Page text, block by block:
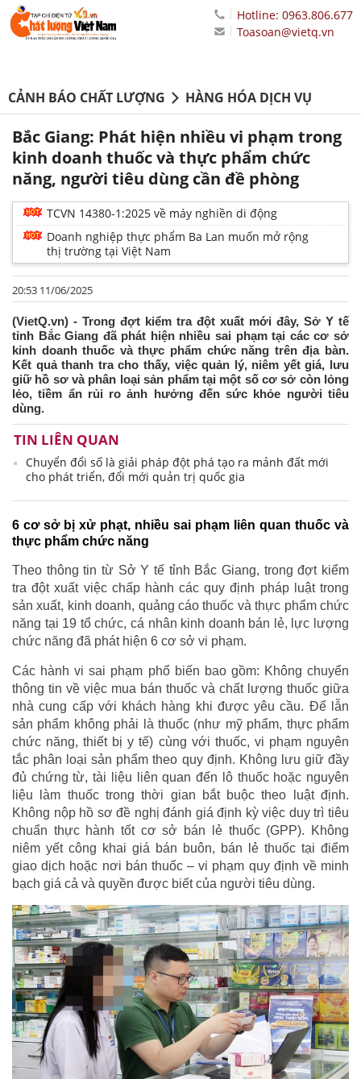
Hotline: 0963.806.677
Toasoan@vietq.vn
CẢNH BÁO CHẤT LƯỢNG HÀNG HÓA DỊCH VỤ
Bắc Giang: Phát hiện nhiều vi phạm trong
kinh doanh thuốc và thực phẩm chức
năng, người tiêu dùng cần đề phòng
TCVN 14380-1:2025 về máy nghiền di động
Doanh nghiệp thực phẩm Ba Lan muốn mở rộng
thị trường tại Việt Nam
20:53 11/06/2025
(VietQ.vn) - Trong đợt kiểm tra đột xuất mới đây, Sở Y tế
tỉnh Bắc Giang đã phát hiện nhiều sai phạm tại các cơ sở
kinh doanh thuốc và thực phẩm chức năng trên địa bàn.
Kết quả thanh tra cho thấy, việc quản lý, niêm yết giá, lưu
giữ hồ sơ và phân loại sản phẩm tại một số cơ sở còn lỏng
lẻo, tiềm ẩn rủi ro ảnh hưởng đến sức khỏe người tiêu
dùng.
TIN LIÊN QUAN
Chuyển đổi số là giải pháp đột phá tạo ra mảnh đất mới
cho phát triển, đổi mới quản trị quốc gia
6 cơ sở bị xử phạt, nhiều sai phạm liên quan thuốc và
thực phẩm chức năng
Theo thông tin từ Sở Y tế tỉnh Bắc Giang, trong đợt kiểm
tra đột xuất việc chấp hành các quy định pháp luật trong
sản xuất, kinh doanh, quảng cáo thuốc và thực phẩm chức
năng tại 19 tổ chức, cá nhân kinh doanh bán lẻ, lực lượng
chức năng đã phát hiện 6 cơ sở vi phạm.
Các hành vi sai phạm phổ biến bao gồm: Không chuyển
thông tin về việc mua bán thuốc và chất lượng thuốc giữa
nhà cung cấp với khách hàng khi được yêu cầu. Để lẫn
sản phẩm không phải là thuốc (như mỹ phẩm, thực phẩm
chức năng, thiết bị y tế) cùng với thuốc, vi phạm nguyên
tắc phân loại sản phẩm theo quy định. Không lưu giữ đầy
đủ chứng từ, tài liệu liên quan đến lô thuốc hoặc nguyên
liệu làm thuốc trong thời gian bắt buộc theo luật định.
Không nộp hồ sơ đề nghị đánh giá định kỳ việc duy trì tiêu
chuẩn thực hành tốt cơ sở bán lẻ thuốc (GPP). Không
niêm yết công khai giá bán buôn, bán lẻ thuốc tại điểm
giao dịch hoặc nơi bán thuốc – vi phạm quy định về minh
bạch giá cả và quyền được biết của người tiêu dùng.